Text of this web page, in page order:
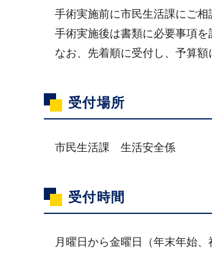
手術実施前に市民生活課にご相
手術実施後は書類に必要事項を
なお、先着順に受付し、予算額
受付場所
市民生活課 生活安全係
受付時間
月曜日から金曜日（年末年始、